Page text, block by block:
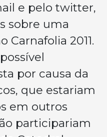
e pelo twitter,
sobre uma
Carnafolia 2011.
por causa da
que estariam
em outros
participariam